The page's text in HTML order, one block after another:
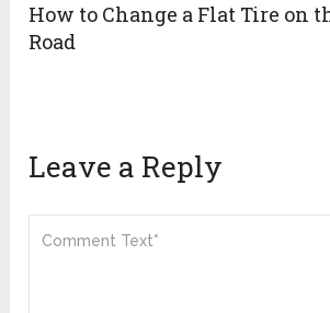
How to Change a Flat Tire on
Road
Leave a Reply